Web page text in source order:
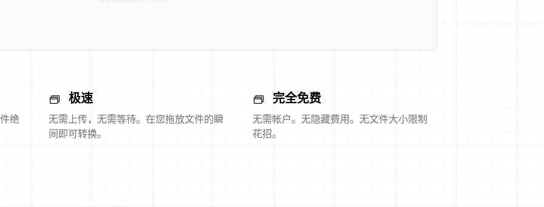
绝
极速
无需上传，无需等待。在您拖放文件的瞬
间即可转换。
完全免费
无需帐户。无隐藏费用。无文件大小限制
花招。